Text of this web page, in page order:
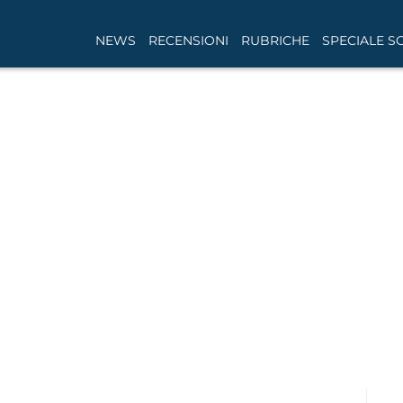
NEWS RECENSIONI RUBRICHE SPECIALE